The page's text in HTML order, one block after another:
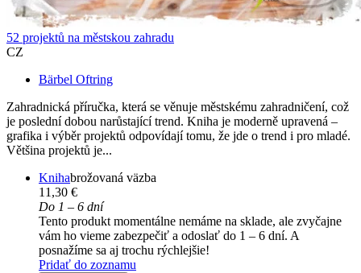
52 projektů na městskou zahradu
CZ
Bärbel Oftring
Zahradnická příručka, která se věnuje městskému zahradničení, což
je poslední dobou narůstající trend. Kniha je moderně upravená –
grafika i výběr projektů odpovídají tomu, že jde o trend i pro mladé.
Většina projektů je...
Knihabrožovaná väzba
11,30 €
Do 1 – 6 dní
Tento produkt momentálne nemáme na sklade, ale zvyčajne
vám ho vieme zabezpečiť a odoslať do 1 – 6 dní. A
posnažíme sa aj trochu rýchlejšie!
Pridať do zoznamu